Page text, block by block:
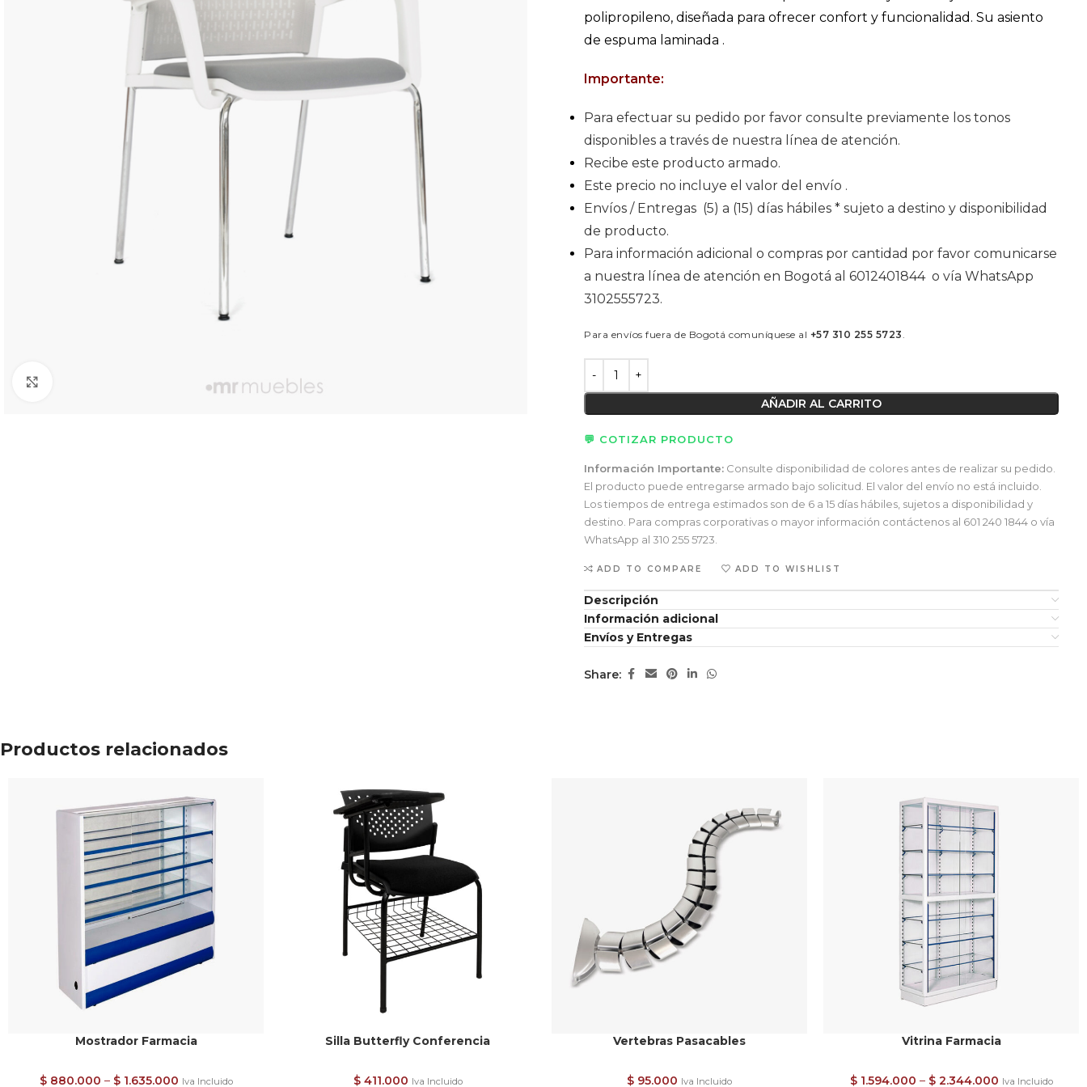
polipropileno, diseñada para ofrecer confort y funcionalidad. Su asiento
de espuma laminada .
Importante:
Para efectuar su pedido por favor consulte previamente los tonos
disponibles a través de nuestra línea de atención.
Recibe este producto armado.
Este precio no incluye el valor del envío .
Envíos / Entregas (5) a (15) días hábiles * sujeto a destino y disponibilidad
de producto.
Para información adicional o compras por cantidad por favor comunicarse
a nuestra línea de atención en Bogotá al 6012401844 o vía WhatsApp
3102555723.
Para envíos fuera de Bogotá comuníquese al +57 310 255 5723.
AÑADIR AL CARRITO
💬 COTIZAR PRODUCTO
Información Importante: Consulte disponibilidad de colores antes de realizar su pedido.
El producto puede entregarse armado bajo solicitud. El valor del envío no está incluido.
Los tiempos de entrega estimados son de 6 a 15 días hábiles, sujetos a disponibilidad y
destino. Para compras corporativas o mayor información contáctenos al 601 240 1844 o vía
WhatsApp al 310 255 5723.
ADD TO COMPARE ADD TO WISHLIST
Descripción
Información adicional
Envíos y Entregas
Share:
Productos relacionados
Mostrador Farmacia
$880.000 – $1.635.000 Iva Incluido
Silla Butterfly Conferencia
$411.000 Iva Incluido
Vertebras Pasacables
$ 95.000 Iva Incluido
Vitrina Farmacia
$1.594.000 – $2.344.000 Iva Incluido